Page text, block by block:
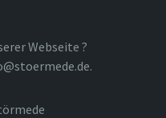
Webseite ?